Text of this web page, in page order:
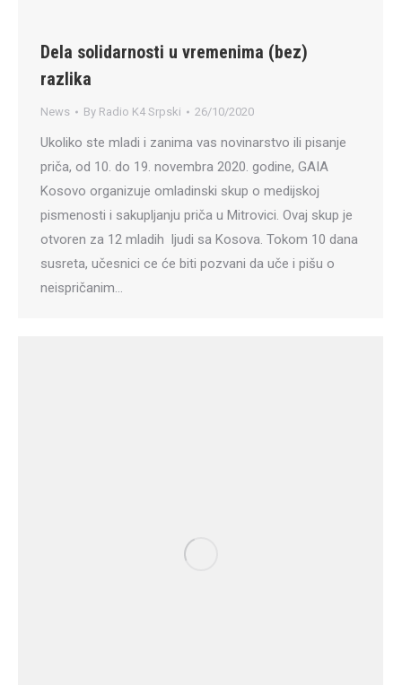
Dela solidarnosti u vremenima (bez)
razlika
News By Radio K4 Srpski 26/10/2020
Ukoliko ste mladi i zanima vas novinarstvo ili pisanje
priča, od 10. do 19. novembra 2020. godine, GAIA
Kosovo organizuje omladinski skup o medijskoj
pismenosti i sakupljanju priča u Mitrovici. Ovaj skup je
otvoren za 12 mladih ljudi sa Kosova. Tokom 10 dana
susreta, učesnici ce će biti pozvani da uče i pišu o
neispričanim…